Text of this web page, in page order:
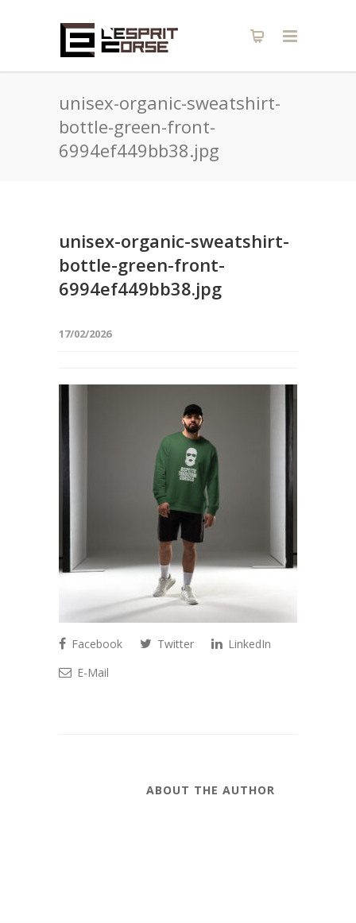
unisex-organic-sweatshirt-
bottle-green-front-
6994ef449bb38.jpg
unisex-organic-sweatshirt-
bottle-green-front-
6994ef449bb38.jpg
17/02/2026
Facebook Twitter
LinkedIn
E-Mail
ABOUT THE AUTHOR